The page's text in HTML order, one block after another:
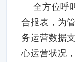
全方位呼
合报表，为
务运营数据
心运营状况